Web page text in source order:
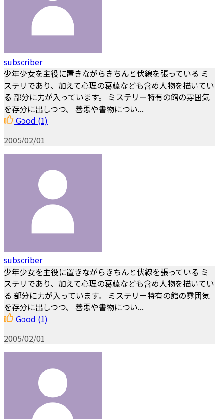
subscriber
少年少女を主役に置きながらきちんと伏線を張っている ミ
ステリであり、加えて心理の葛藤なども含め人物を描いてい
る 部分に力が入っています。 ミステリー特有の館の雰囲気
を存分に出しつつ、 善悪や書物につい...
Good (1)
2005/02/01
subscriber
少年少女を主役に置きながらきちんと伏線を張っている ミ
ステリであり、加えて心理の葛藤なども含め人物を描いてい
る 部分に力が入っています。 ミステリー特有の館の雰囲気
を存分に出しつつ、 善悪や書物につい...
Good (1)
2005/02/01